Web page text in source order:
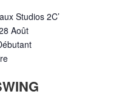
Studios 2C’
Août